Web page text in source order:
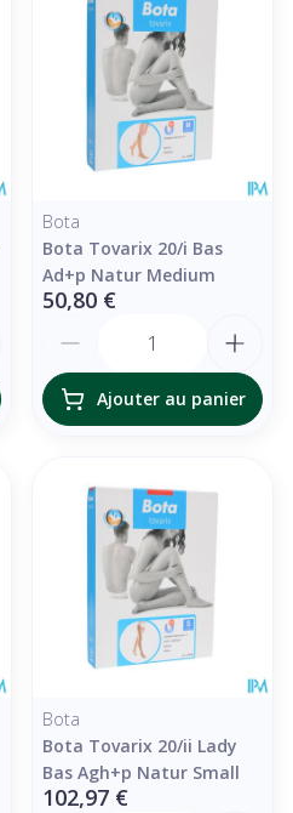
Bota
Bota Tovarix 20/i Bas
Ad+p Natur Medium
50,80 €
Ajouter au panier
Bota
Bota Tovarix 20/ii Lady
Bas Agh+p Natur Small
102,97 €